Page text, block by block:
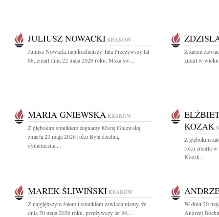
JULIUSZ NOWACKI KRAKÓW
Juliusz Nowacki najukochańszy Tata Przeżywszy lat
88, zmarł dnia 22 maja 2026 roku. Msza św....
Z żalem
zmarł w
MARIA GNIEWSKA KRAKÓW
Z głębokim smutkiem żegnamy Marię Gniewską
zmarłą 23 maja 2026 roku Była dzielna,
dynamiczna,...
KOZAK
Z głębokim
roku zmarła
Kozak...
MAREK ŚLIWIŃSKI KRAKÓW
Z najgłębszym żalem i smutkiem zawiadamiamy, że
dnia 20 maja 2026 roku, przeżywszy lat 84,...
W dniu 20
Andrzej